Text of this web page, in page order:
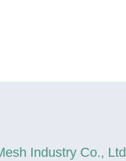
Industry Co., Ltd